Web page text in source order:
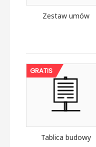
Zestaw umów
GRATIS
Tablica budowy